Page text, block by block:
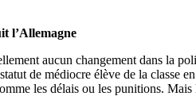
l’Allemagne
aucun changement dans la
de médiocre élève de la classe
les délais ou les punitions.